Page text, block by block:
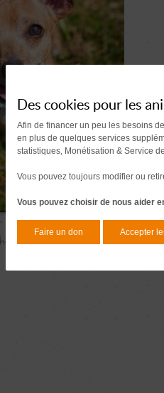
Des cookies pour les
Afin de financer un peu les besoins
en plus de quelques services
statistiques, Monétisation & Service
Vous pouvez toujours modifier ou
Vous pouvez choisir de nous aider
Faire un don Accepter